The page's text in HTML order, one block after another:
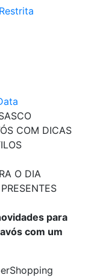
Restrita
COM DICAS
O DIA
para
com um